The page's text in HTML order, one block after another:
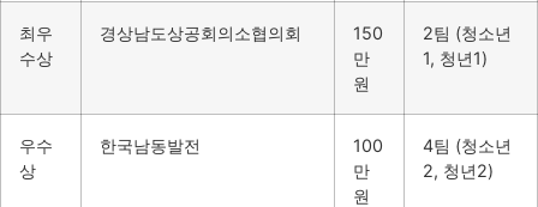
최우
수상
경상남도상공회의소협의회
150
만
원
2팀 (청소년
1, 청년1)
우수
상
한국남동발전
100
만
원
4팀 (청소년
2, 청년2)